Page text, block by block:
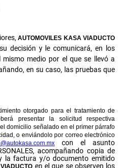
AUTOMOVILES KASA VIADUCTO
decisión y le comunicará, en los
mismo medio por el que se llevó a
en su caso, las pruebas que
otorgado para el tratamiento de
presentar la solicitud respectiva
domicilio señalado en el primer párrafo
o enviándolo por correo electrónico
con el asunto
acompañando copia de
la factura y/o documento emitido
VIADUCTO en el que se observen los